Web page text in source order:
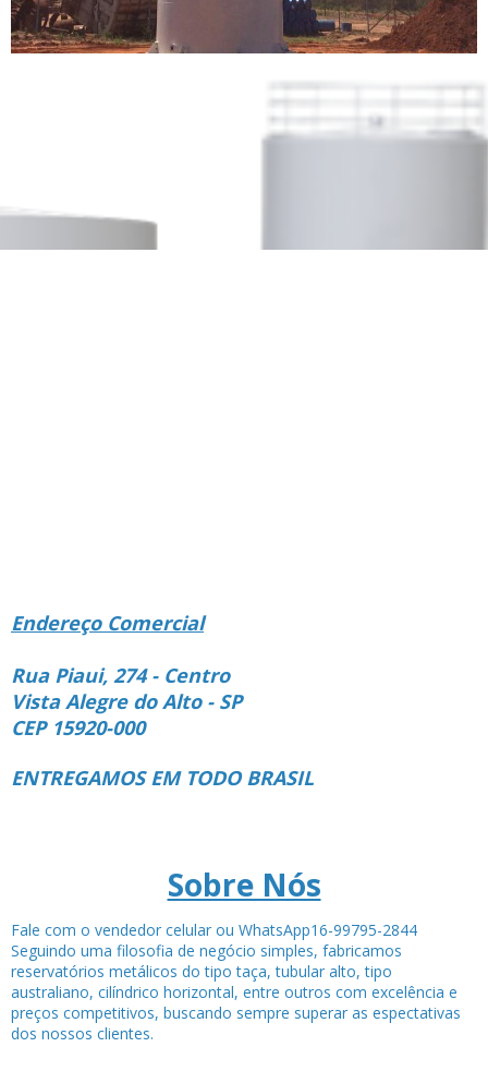
Endereço Comercial
Rua Piaui, 274 - Centro
Vista Alegre do Alto - SP
CEP 15920-000
ENTREGAMOS EM TODO BRASIL
Sobre Nós
Fale com o vendedor celular ou WhatsApp16-99795-2844
Seguindo uma filosofia de negócio simples, fabricamos
reservatórios metálicos do tipo taça, tubular alto, tipo
australiano, cilíndrico horizontal, entre outros com excelência e
preços competitivos, buscando sempre superar as espectativas
dos nossos clientes.